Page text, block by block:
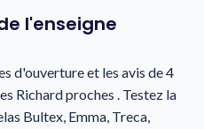
l'enseigne
d'ouverture et les avis de 4
Richard proches . Testez la
Bultex, Emma, Treca,